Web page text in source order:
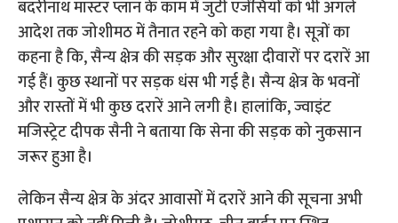
बदरीनाथ मास्टर प्लान के काम में जुटी एजेंसियों को भी अगले
आदेश तक जोशीमठ में तैनात रहने को कहा गया है। सूत्रों का
कहना है कि, सैन्य क्षेत्र की सड़क और सुरक्षा दीवारों पर दरारें आ
गई हैं। कुछ स्थानों पर सड़क धंस भी गई है। सैन्य क्षेत्र के भवनों
और रास्तों में भी कुछ दरारें आने लगी है। हालांकि, ज्वाइंट
मजिस्ट्रेट दीपक सैनी ने बताया कि सेना की सड़क को नुकसान
जरूर हुआ है।
लेकिन सैन्य क्षेत्र के अंदर आवासों में दरारें आने की सूचना अभी